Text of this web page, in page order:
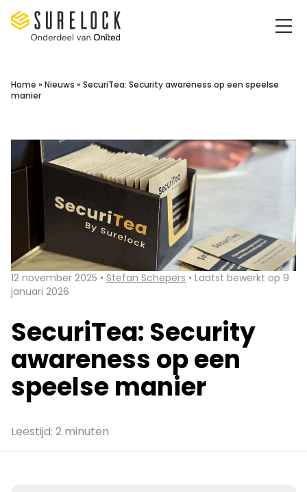
Surelock IT Security Services
Home » Nieuws » SecuriTea: Security awareness op een speelse
manier
12 november 2025 • Stefan Schepers • Laatst bewerkt op 9
januari 2026
SecuriTea: Security
awareness op een
speelse manier
Leestijd: 2 minuten